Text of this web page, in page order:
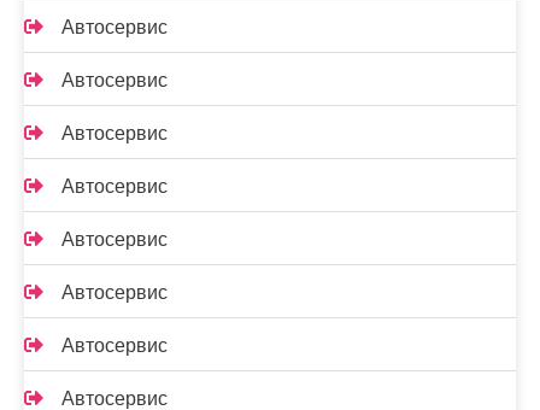
Автосервис
Автосервис
Автосервис
Автосервис
Автосервис
Автосервис
Автосервис
Автосервис